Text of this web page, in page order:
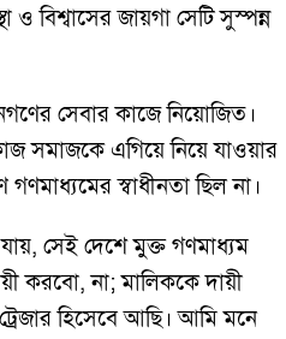
বিশ্বাসের জায়গা সেটি সুস্পন্ন
সেবার কাজে নিয়োজিত।
সমাজকে এগিয়ে নিয়ে যাওয়ার
স্বাধীনতা ছিল না।
সেই দেশে মুক্ত গণমাধ্যম
করবো, না; মালিককে দায়ী
হিসেবে আছি। আমি মনে